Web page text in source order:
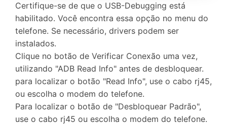
Certifique-se de que o USB-Debugging está
habilitado. Você encontra essa opção no menu do
telefone. Se necessário, drivers podem ser
instalados.
Clique no botão de Verificar Conexão uma vez,
utilizando "ADB Read Info" antes de desbloquear.
para localizar o botão "Read Info", use o cabo rj45,
ou escolha o modem do telefone.
Para localizar o botão de "Desbloquear Padrão",
use o cabo rj45 ou escolha o modem do telefone.